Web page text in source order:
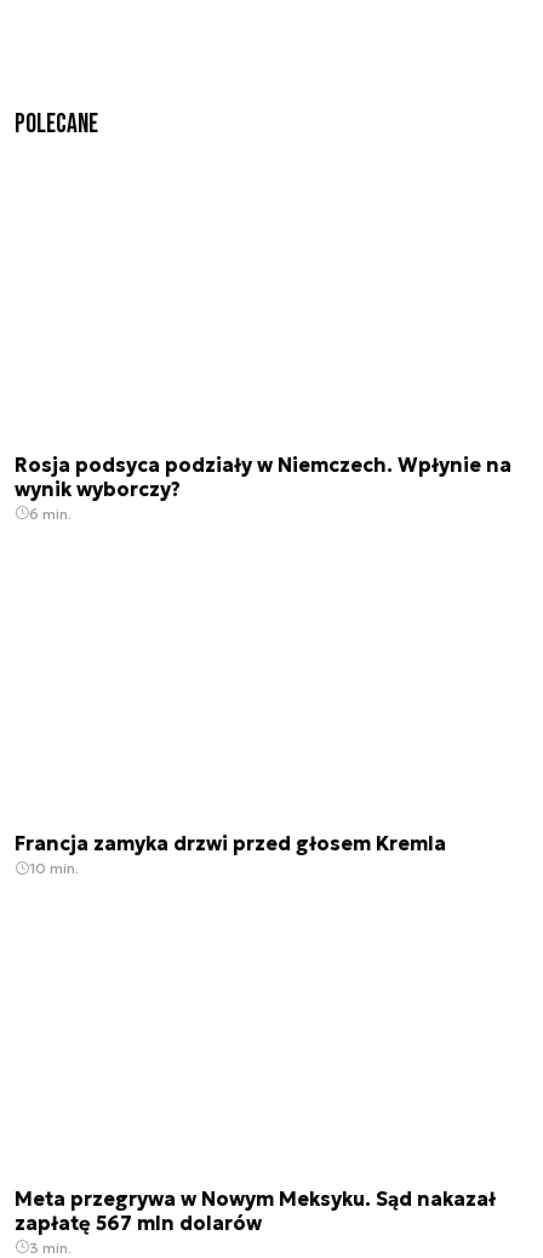
Polecane
Rosja podsyca podziały w Niemczech. Wpłynie na
wynik wyborczy?
6 min.
Francja zamyka drzwi przed głosem Kremla
10 min.
Meta przegrywa w Nowym Meksyku. Sąd nakazał
zapłatę 567 mln dolarów
3 min.